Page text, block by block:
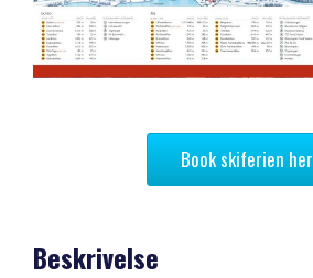
Book skiferien her
Beskrivelse